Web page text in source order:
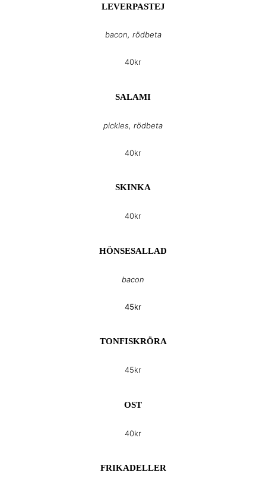
LEVERPASTEJ
bacon, rödbeta
40kr
SALAMI
pickles, rödbeta
40kr
SKINKA
40kr
HÖNSESALLAD
bacon
45kr
TONFISKRÖRA
45kr
OST
40kr
FRIKADELLER